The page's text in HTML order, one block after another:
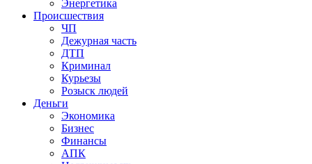
Энергетика
Происшествия
ЧП
Дежурная часть
ДТП
Криминал
Курьезы
Розыск людей
Деньги
Экономика
Бизнес
Финансы
АПК